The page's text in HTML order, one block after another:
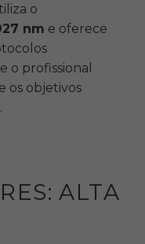
o
nm e oferece
o profissional
os objetivos
ALTA